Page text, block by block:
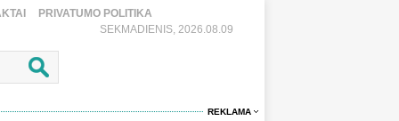
PRIVATUMO POLITIKA
SEKMADIENIS, 2026.08.09
REKLAMA